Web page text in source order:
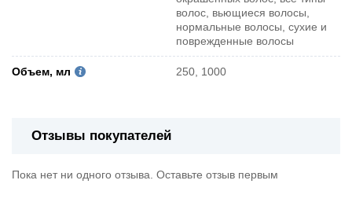
волос, вьющиеся волосы,
нормальные волосы, сухие и
поврежденные волосы
Объем, мл 250, 1000
Отзывы покупателей
Пока нет ни одного отзыва. Оставьте отзыв первым